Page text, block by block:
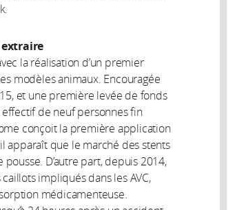
la réalisation d’un premier
modèles animaux. Encouragée
et une première levée de fonds
effectif de neuf personnes fin
conçoit la première application
apparaît que le marché des stents
D’autre part, depuis 2014,
impliqués dans les AVC,
médicamenteuse.